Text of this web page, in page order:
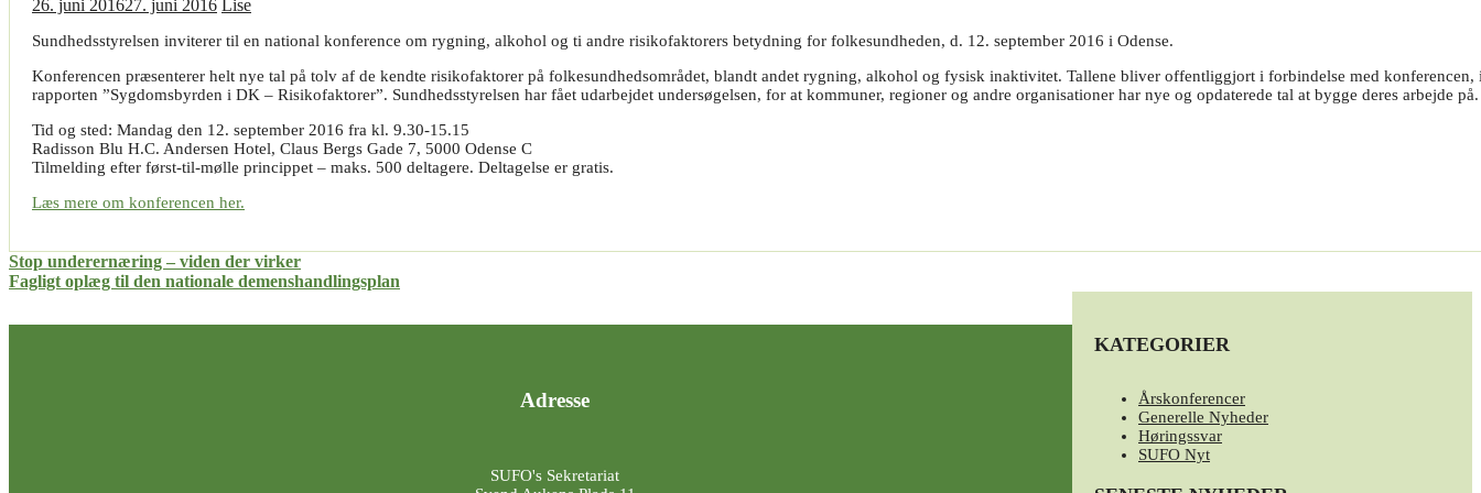
26. juni 201627. juni 2016 Lise
Sundhedsstyrelsen inviterer til en national konference om rygning, alkohol og ti andre risikofaktorers betydning for folkesundheden, d. 12. september 2016 i Odense.
Konferencen præsenterer helt nye tal på tolv af de kendte risikofaktorer på folkesundhedsområdet, blandt andet rygning, alkohol og fysisk inaktivitet. Tallene bliver offentliggjort i forbindelse med konferencen,
rapporten ”Sygdomsbyrden i DK – Risikofaktorer”. Sundhedsstyrelsen har fået udarbejdet undersøgelsen, for at kommuner, regioner og andre organisationer har nye og opdaterede tal at bygge deres arbejde på.
Tid og sted: Mandag den 12. september 2016 fra kl. 9.30-15.15
Radisson Blu H.C. Andersen Hotel, Claus Bergs Gade 7, 5000 Odense C
Tilmelding efter først-til-mølle princippet – maks. 500 deltagere. Deltagelse er gratis.
Læs mere om konferencen her.
Indlægsnavigation
Stop underernæring – viden der virker
Fagligt oplæg til den nationale demenshandlingsplan
KATEGORIER
Årskonferencer
Generelle Nyheder
Høringssvar
SUFO Nyt
Adresse
SUFO's Sekretariat